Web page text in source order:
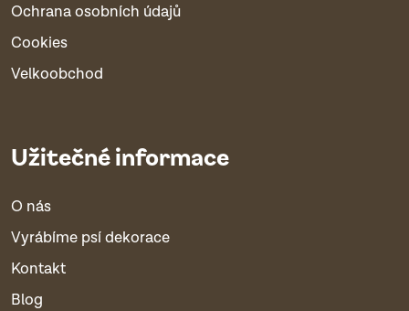
Ochrana osobních údajů
Cookies
Velkoobchod
Užitečné informace
O nás
Vyrábíme psí dekorace
Kontakt
Blog